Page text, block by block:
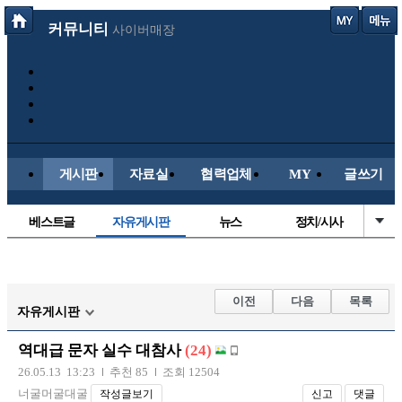
커뮤니티 사이버매장
게시판 자료실 협력업체 MY 글쓰기
베스트글 자유게시판 뉴스 정치/시사
해외축구
국내축구
자유게시판
이전 다음 목록
역대급 문자 실수 대참사 (24)
26.05.13 13:23 추천 85
조회 12504
너굴머굴대굴
작성글보기 신고 댓글